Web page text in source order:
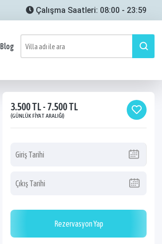
Çalışma Saatleri: 08:00 - 23:59
Blog
3.500 TL - 7.500 TL
(GÜNLÜK FIYAT ARALIĞI)
Rezervasyon Yap